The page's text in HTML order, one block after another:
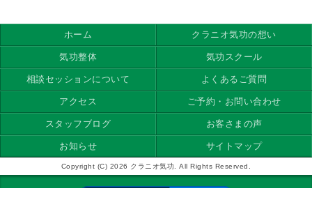
ホーム クラニオ気功の想い
気功整体 気功スクール
相談セッションについて よくあるご質問
アクセス ご予約・お問い合わせ
スタッフブログ お客さまの声
お知らせ サイトマップ
Copyright (C) 2026 クラニオ気功. All Rights Reserved.